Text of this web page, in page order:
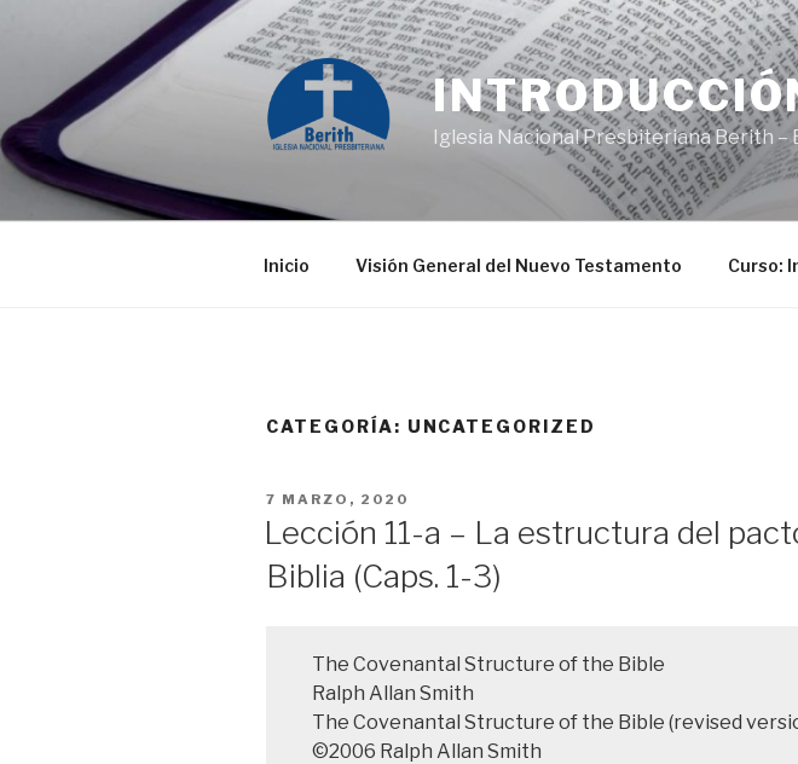
contenido
Iglesia Nacional Presbiteriana Berith –
Inicio Visión General del Nuevo Testamento Curso:
CATEGORÍA: UNCATEGORIZED
PUBLICADO
7 MARZO, 2020
Lección 11-a – La estructura del
Biblia (Caps. 1-3)
The Covenantal Structure of the Bible
Ralph Allan Smith
The Covenantal Structure of the Bible (revised
©2006 Ralph Allan Smith